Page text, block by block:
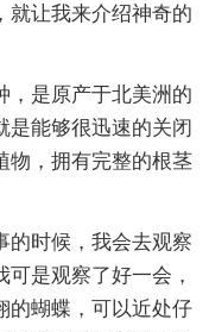
就让我来介绍神奇的
，是原产于北美洲的
是能够很迅速的关闭
物，拥有完整的根茎
的时候，我会去观察
是观察了好一会，
的蝴蝶，可以近处仔